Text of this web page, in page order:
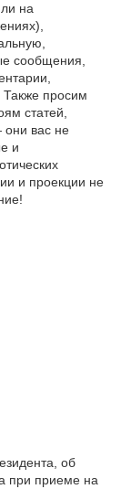
на
сообщения,
просим
статей,
вас не
и
и проекции не
об
при приеме на